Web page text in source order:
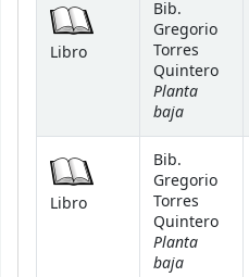
Libro
Bib.
Gregorio
Torres
Quintero
Planta
baja
Libro
Bib.
Gregorio
Torres
Quintero
Planta
baja